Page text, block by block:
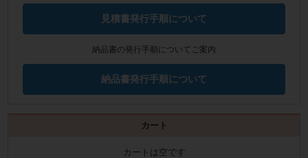
見積書発行手順について
納品書の発行手順についてご案内
納品書発行手順について
カート
カートは空です